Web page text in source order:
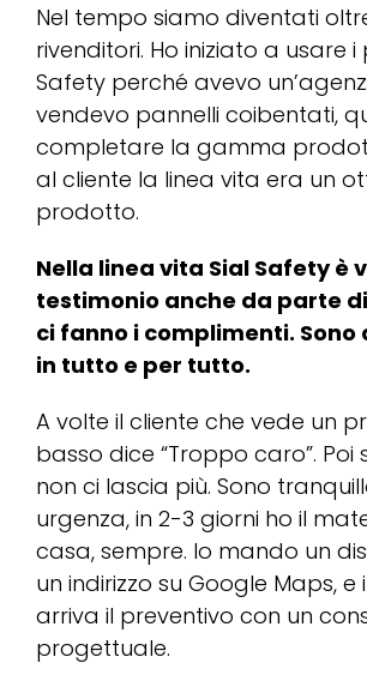
Nel tempo siamo diventati
rivenditori. Ho iniziato a usare
Safety perché avevo
vendevo pannelli coibentati,
completare la gamma
al cliente la linea vita era un
prodotto.
Nella linea vita Sial Safety è
testimonio anche da parte
ci fanno i complimenti. Sono
in tutto e per tutto.
A volte il cliente che vede un
basso dice “Troppo caro”. Poi
non ci lascia più. Sono
urgenza, in 2-3 giorni ho il
casa, sempre. Io mando un
un indirizzo su Google Maps, e
arriva il preventivo con un
progettuale.